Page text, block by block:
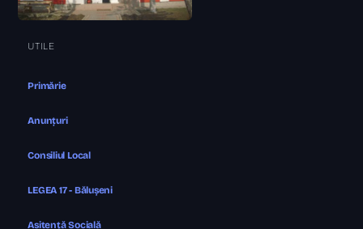
UTILE
Primărie
Anunțuri
Consiliul Local
LEGEA 17 - Bălușeni
Asitență Socială